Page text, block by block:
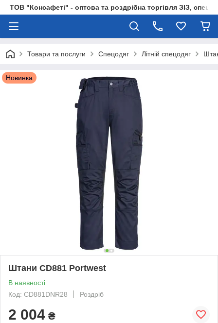
ТОВ "Консафеті" - оптова та роздрібна торгівля ЗІЗ,
Товари та послуги Спецодяг Літній спецодяг
Новинка
Штани CD881 Portwest
В наявності
Код: CD881DNR28
Роздріб
2 004 ₴